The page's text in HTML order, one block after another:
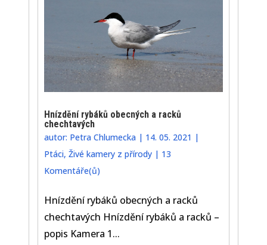
Hnízdění rybáků obecných a racků
chechtavých
autor: Petra Chlumecka| 14. 05. 2021 |
Ptáci, Živé kamery z přírody| 13
Komentáře(ů)
Hnízdění rybáků obecných a racků
chechtavých Hnízdění rybáků a racků –
popis Kamera 1...